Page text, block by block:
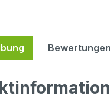
Bewertungen